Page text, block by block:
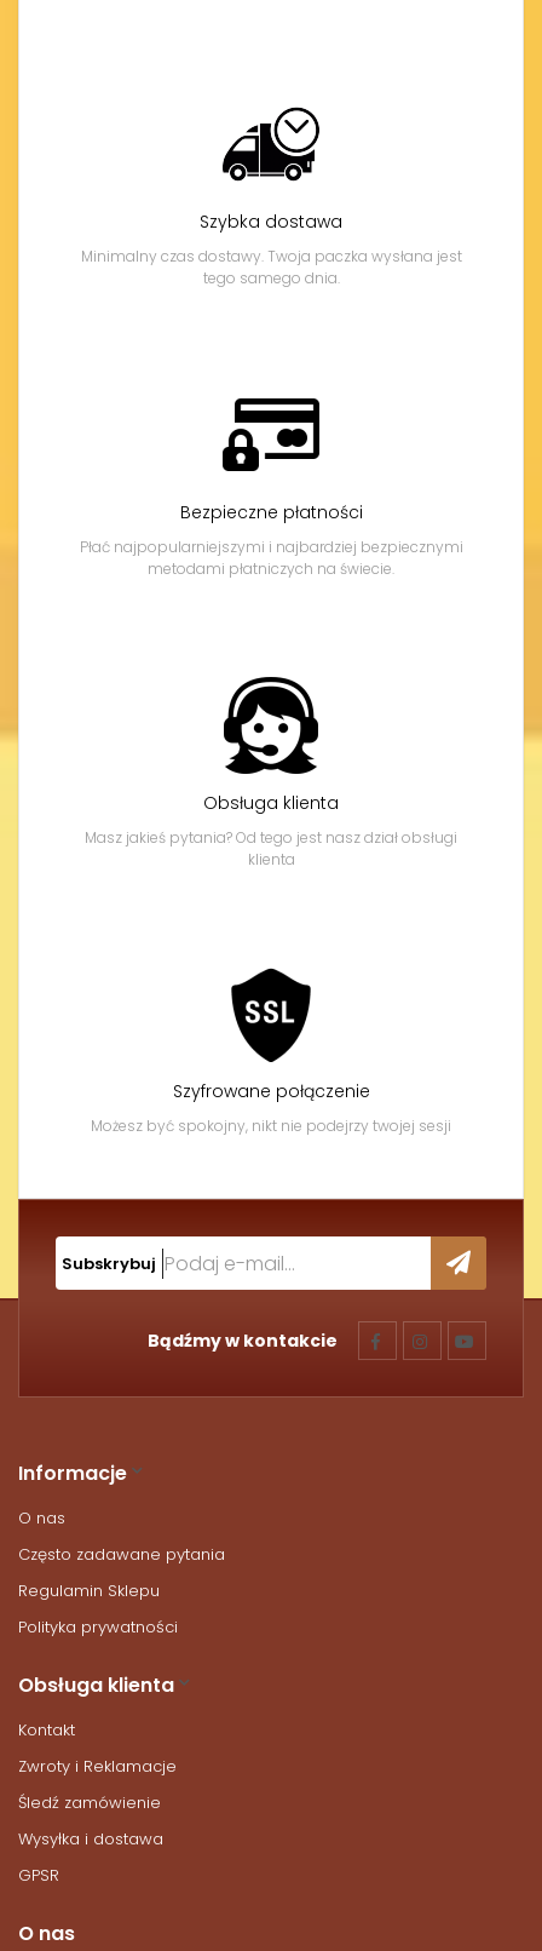
Szybka dostawa
Minimalny czas dostawy. Twoja paczka wysłana jest
tego samego dnia.
Bezpieczne płatności
Płać najpopularniejszymi i najbardziej bezpiecznymi
metodami płatniczych na świecie.
Obsługa klienta
Masz jakieś pytania? Od tego jest nasz dział obsługi
klienta
Szyfrowane połączenie
Możesz być spokojny, nikt nie podejrzy twojej sesji
Subskrybuj
Bądźmy w kontakcie
Informacje
O nas
Często zadawane pytania
Regulamin Sklepu
Polityka prywatności
Obsługa klienta
Kontakt
Zwroty i Reklamacje
Śledź zamówienie
Wysyłka i dostawa
GPSR
O nas